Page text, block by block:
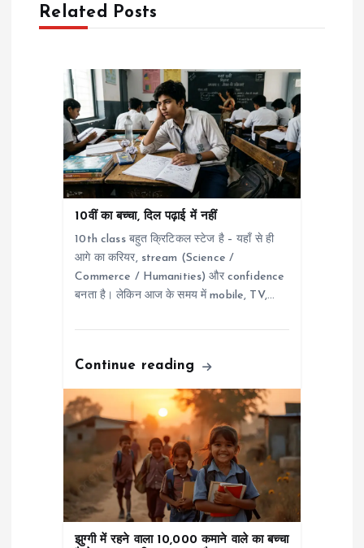
aRelated Posts
10वीं का बच्चा, दिल पढ़ाई में नहीं
10th class बहुत क्रिटिकल स्टेज है – यहाँ से ही
आगे का करियर, stream (Science /
Commerce / Humanities) और confidence
बनता है। लेकिन आज के समय में mobile, TV,…
Continue reading
झुग्गी में रहने वाला 10,000 कमाने वाले का बच्चा